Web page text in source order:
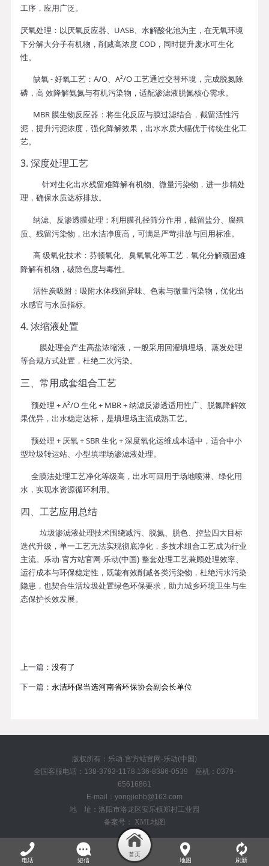
工序，应用广泛。
厌氧处理 ：以厌氧反应器、UASB、水解酸化池为主，在无氧环境
下分解大分子有机物，削减高浓度 COD，同时提升废水可生化
性。
缺氧 - 好氧工艺 ：A/O、A²/O 工艺通过交替环境，完成脱氮除
磷，高 效降解氨氮与有机污染物，适配渗滤液脱氮核心需求。
MBR 膜生物反应器 ：将生化反应与膜过滤结合，截留活性污
泥，提升污泥浓度，强化降解效果，出水水质大幅优于传统生化工
艺。
3. 深度处理工艺
针对生化出水残留难降解有机物、微量污染物，进一步精处
理，确保水质达标排放。
纳滤、反渗透膜处理 ：利用膜孔径筛分作用，截留盐分、腐殖
质、残留污染物，出水洁净度高，可满足严苛排放与回用标准。
高 级氧化技术 ：芬顿氧化、臭氧氧化等工艺，氧化分解顽固难
降解有机物，破除色度与毒性。
活性炭吸附 ：吸附水体残留异味、色素与微量污染物，优化出
水感官与水质指标。
4. 浓缩液处置
膜处理会产生高盐浓缩液，一般采用回灌填埋场、蒸发处理
等合规方式处置，杜绝二次污染。
三、常用成套组合工艺
预处理 + A²/O 生化 + MBR + 纳滤反渗透适用性广、脱氮降解效
果优异，出水稳定达标，是填埋场主流成熟工艺。
预处理 + 厌氧 + SBR 生化 + 深度氧化运维成本适中，适合中小
型垃圾转运站、小型填埋场渗滤液处理。
全膜法处理工艺净化等级高，出水可回用于场地喷淋、绿化用
水，实现水资源循环利用。
四、工艺应用总结
垃圾渗滤液处理技术围绕减污、脱氮、脱色、控盐四大目标
迭代升级，单一工艺无法实现彻底净化，多技术组合工艺成为行业
主流。乐动·官方站官网-乐动(中国) 整套处理工艺兼顾处理效率、
运行成本与环保稳定性，既能有效削减各类污染物，杜绝污水污染
隐患，也契合生活垃圾处置绿色环保要求，助力城乡环境卫生与生
态保护长效发展。
上一篇：没有了
下一篇：永洁环保当选河南省环保协会副会长单位
版权所有：乐动·官方站官网-乐动(中国)
全国客服电话：138-3793-1178 136-8386-0539 座机：0379-
65616861
E-mail：yongjiehb@163.com
地 址：洛阳市洛龙区安乐镇郑村工业园
备案号： XML地图
电话 短信 地图 刷新